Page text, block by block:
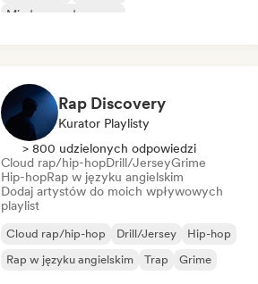
Międzynarodowy rap
Rap Discovery
Kurator Playlisty
> 800 udzielonych odpowiedzi
Cloud rap/hip-hopDrill/JerseyGrime
Hip-hopRap w języku angielskim
Dodaj artystów do moich wpływowych
playlist
Cloud rap/hip-hop Drill/Jersey
Hip-hop
Rap w języku angielskim
Trap Grime